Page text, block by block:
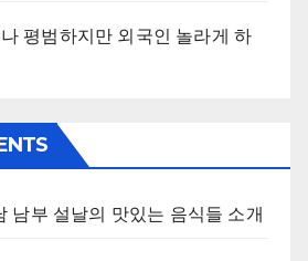
평범하지만 외국인 놀라게 하
남부 설날의 맛있는 음식들 소개